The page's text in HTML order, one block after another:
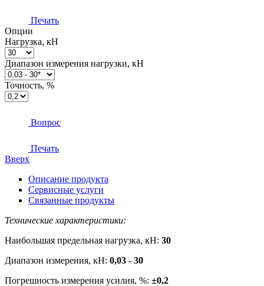
Печать
Опции
Нагрузка, кН
Диапазон измерения нагрузки, кН
Точность, %
Вопрос
Печать
Вверх
Описание продукта
Сервисные услуги
Связанные продукты
Технические характеристики:
Наибольшая предельная нагрузка, кН: 30
Диапазон измерения, кН: 0,03 - 30
Погрешность измерения усилия, %: ±0,2